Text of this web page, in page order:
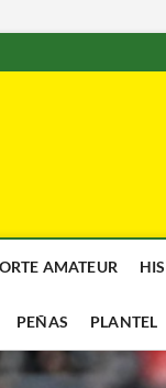
AMATEUR
PEÑAS PLANTEL